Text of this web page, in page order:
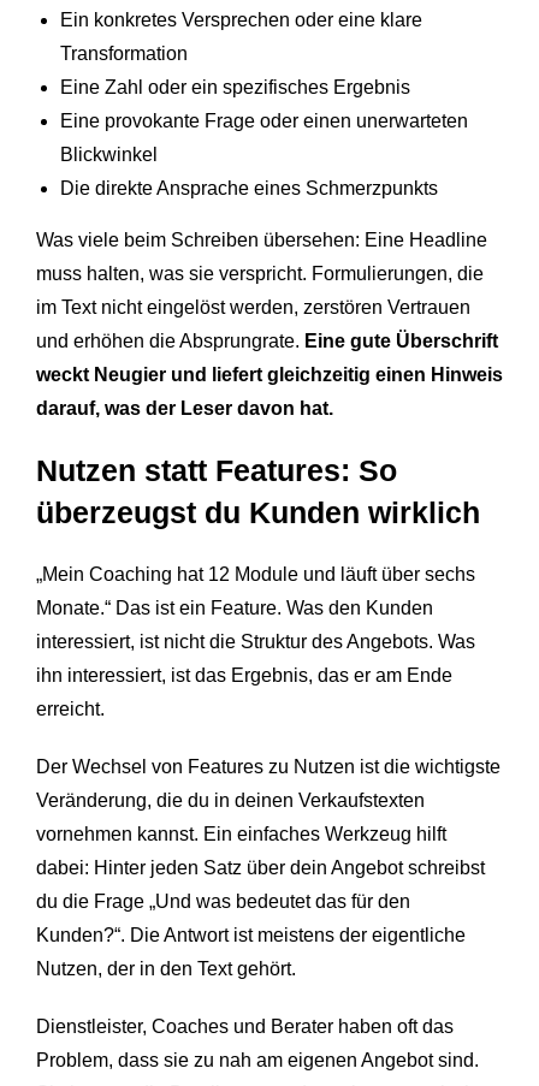
Ein konkretes Versprechen oder eine klare
Transformation
Eine Zahl oder ein spezifisches Ergebnis
Eine provokante Frage oder einen unerwarteten
Blickwinkel
Die direkte Ansprache eines Schmerzpunkts
Was viele beim Schreiben übersehen: Eine Headline
muss halten, was sie verspricht. Formulierungen, die
im Text nicht eingelöst werden, zerstören Vertrauen
und erhöhen die Absprungrate. Eine gute Überschrift
weckt Neugier und liefert gleichzeitig einen Hinweis
darauf, was der Leser davon hat.
Nutzen statt Features: So
überzeugst du Kunden wirklich
„Mein Coaching hat 12 Module und läuft über sechs
Monate.“ Das ist ein Feature. Was den Kunden
interessiert, ist nicht die Struktur des Angebots. Was
ihn interessiert, ist das Ergebnis, das er am Ende
erreicht.
Der Wechsel von Features zu Nutzen ist die wichtigste
Veränderung, die du in deinen Verkaufstexten
vornehmen kannst. Ein einfaches Werkzeug hilft
dabei: Hinter jeden Satz über dein Angebot schreibst
du die Frage „Und was bedeutet das für den
Kunden?“. Die Antwort ist meistens der eigentliche
Nutzen, der in den Text gehört.
Dienstleister, Coaches und Berater haben oft das
Problem, dass sie zu nah am eigenen Angebot sind.